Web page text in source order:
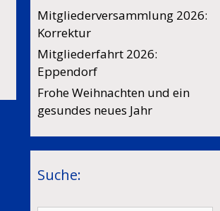
Mitgliederversammlung 2026:
Korrektur
Mitgliederfahrt 2026:
Eppendorf
Frohe Weihnachten und ein
gesundes neues Jahr
Suche: